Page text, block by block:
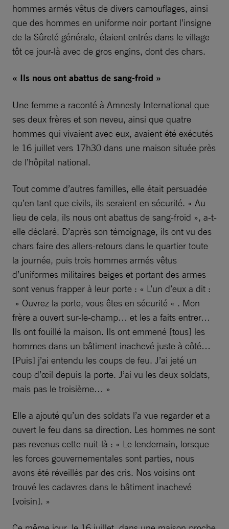
hommes armés vêtus de divers camouflages, ainsi
que des hommes en uniforme noir portant l’insigne
de la Sûreté générale, étaient entrés dans le village
tôt ce jour-là avec de gros engins, dont des chars.
« Ils nous ont abattus de sang-froid »
Une femme a raconté à Amnesty International que
ses deux frères et son neveu, ainsi que quatre
hommes qui vivaient avec eux, avaient été exécutés
le 16 juillet vers 17h30 dans une maison située près
de l’hôpital national.
Tout comme d’autres familles, elle était persuadée
qu’en tant que civils, ils seraient en sécurité. « Au
lieu de cela, ils nous ont abattus de sang-froid », a-t-
elle déclaré. D’après son témoignage, ils ont vu des
chars faire des allers-retours dans le quartier toute
la journée, puis trois hommes armés vêtus
d’uniformes militaires beiges et portant des armes
sont venus frapper à leur porte : « L’un d’eux a dit :
» Ouvrez la porte, vous êtes en sécurité « . Mon
frère a ouvert sur-le-champ… et les a faits entrer…
Ils ont fouillé la maison. Ils ont emmené [tous] les
hommes dans un bâtiment inachevé juste à côté…
[Puis] j’ai entendu les coups de feu. J’ai jeté un
coup d’œil depuis la porte. J’ai vu les deux soldats,
mais pas le troisième… »
Elle a ajouté qu’un des soldats l’a vue regarder et a
ouvert le feu dans sa direction. Les hommes ne sont
pas revenus cette nuit-là : « Le lendemain, lorsque
les forces gouvernementales sont parties, nous
avons été réveillés par des cris. Nos voisins ont
trouvé les cadavres dans le bâtiment inachevé
[voisin]. »